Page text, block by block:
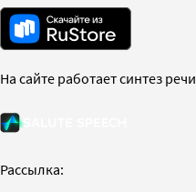
На сайте работает синтез речи
Рассылка: